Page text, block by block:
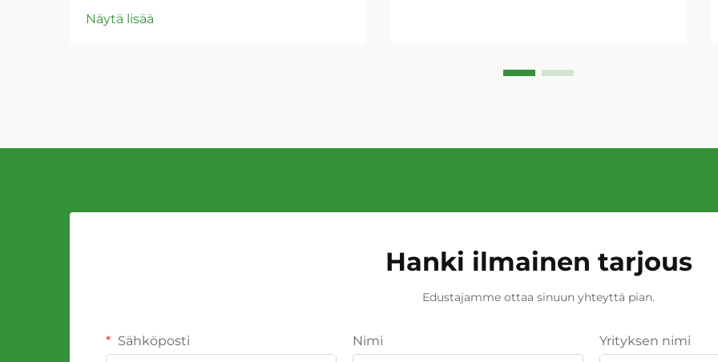
Näytä lisää
Hanki ilmainen tarjous
Edustajamme ottaa sinuun yhteyttä pian.
Sähköposti Nimi Yrityksen nimi